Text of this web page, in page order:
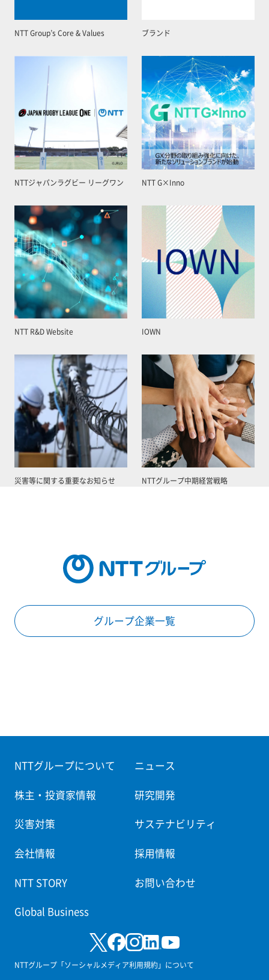
NTT Group’s Core & Values ブランド
NTTジャパンラグビー リーグワン NTT G×Inno
NTT R&D Website IOWN
災害等に関する重要なお知らせ NTTグループ中期経営戦略
グループ企業一覧
NTTグループについて ニュース
株主・投資家情報 研究開発
災害対策 サステナビリティ
会社情報 採用情報
NTT STORY お問い合わせ
Global Business
NTTグループ「ソーシャルメディア利用規約」について